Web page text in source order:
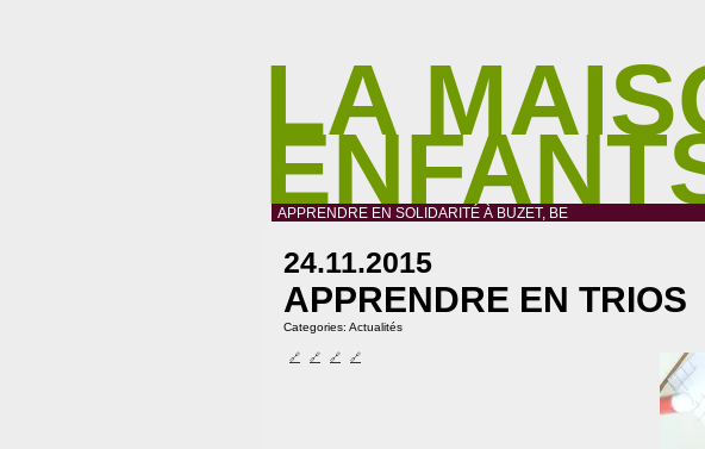
LA
APPRENDRE EN SOLIDARITÉ À BUZET, BE
24.11.2015
APPRENDRE EN TRIOS
Categories: Actualités